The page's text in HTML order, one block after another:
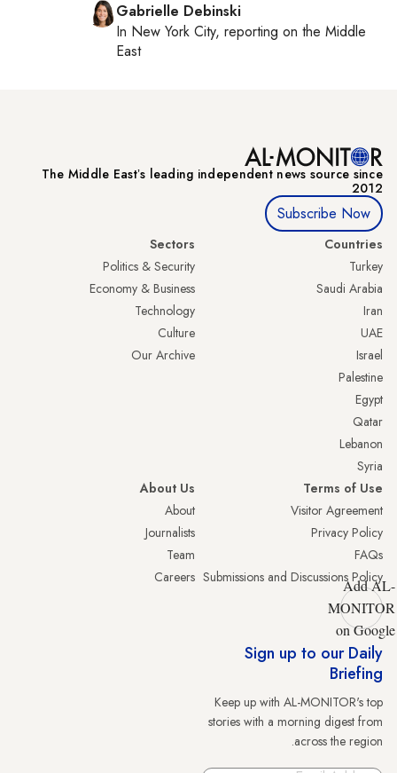
Gabrielle Debinski
In New York City, reporting onthe Middle
East
The Middle Eastʼs leading independent news source since
2012
Subscribe Now
Countries
Turkey
Saudi Arabia
Iran
UAE
Israel
Palestine
Egypt
Qatar
Lebanon
Syria
Sectors
Politics & Security
Economy & Business
Technology
Culture
Our Archive
Terms of Use
Visitor Agreement
Privacy Policy
FAQs
Submissions and Discussions Policy
About Us
About
Journalists
Team
Careers
Add AL-
MONITOR
on Google
Sign up to our Daily
Briefing
Keep up with AL-MONITOR's top
stories with a morning digest from
across the region.